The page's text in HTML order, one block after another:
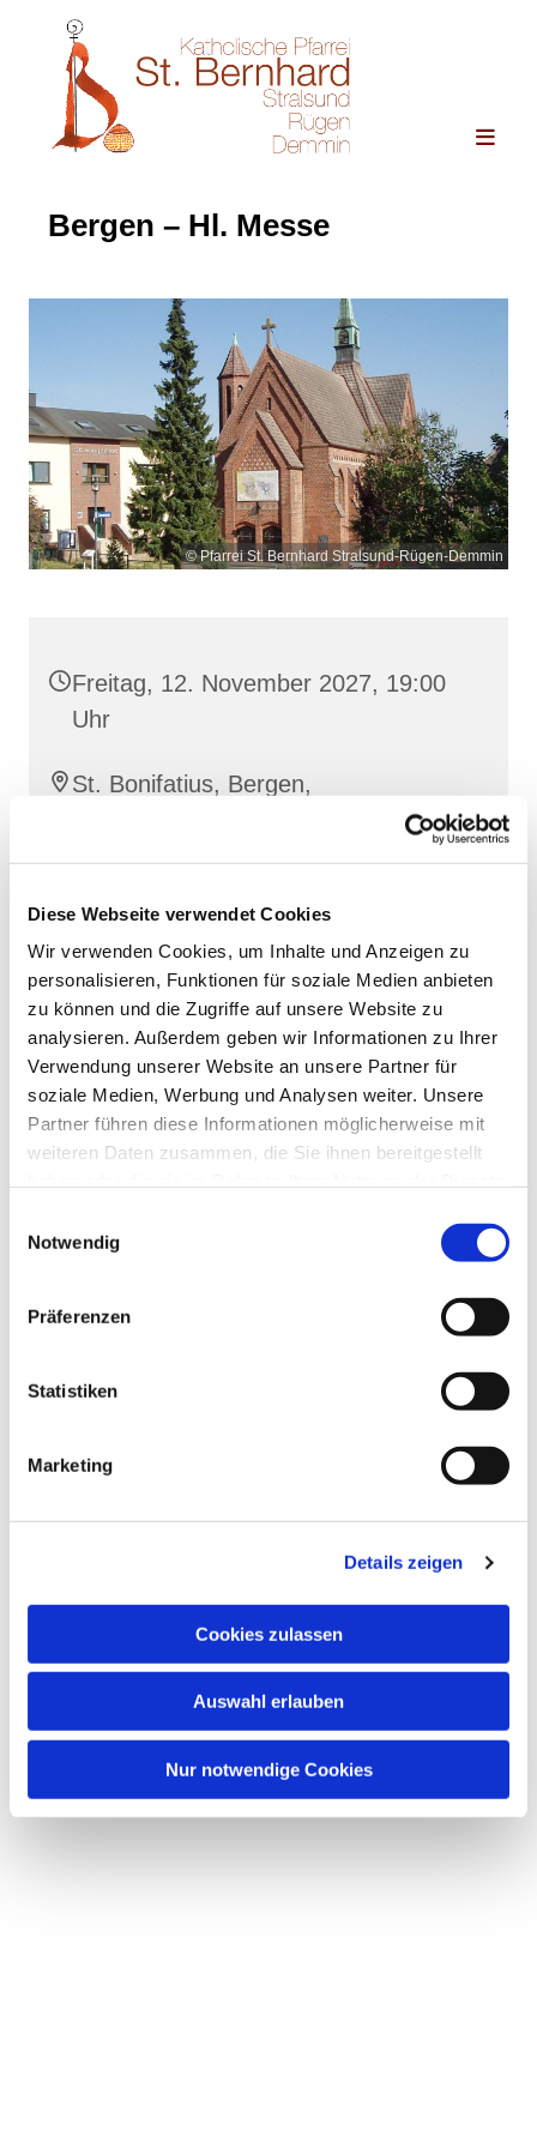
Diese Webseite verwendet Cookies
Wir verwenden Cookies, um Inhalte und Anzeigen zu
personalisieren, Funktionen für soziale Medien anbieten
zu können und die Zugriffe auf unsere Website zu
analysieren. Außerdem geben wir Informationen zu Ihrer
Verwendung unserer Website an unsere Partner für
soziale Medien, Werbung und Analysen weiter. Unsere
Partner führen diese Informationen möglicherweise mit
weiteren Daten zusammen, die Sie ihnen bereitgestellt
Notwendig
Präferenzen
Statistiken
Marketing
Details zeigen
Cookies zulassen
Auswahl erlauben
Nur notwendige Cookies
Bergen – Hl. Messe
© Pfarrei St. Bernhard Stralsund-Rügen-Demmin
Freitag, 12. November 2027, 19:00
Uhr
St. Bonifatius, Bergen,
Clementstraße 1, 18528 Bergen auf